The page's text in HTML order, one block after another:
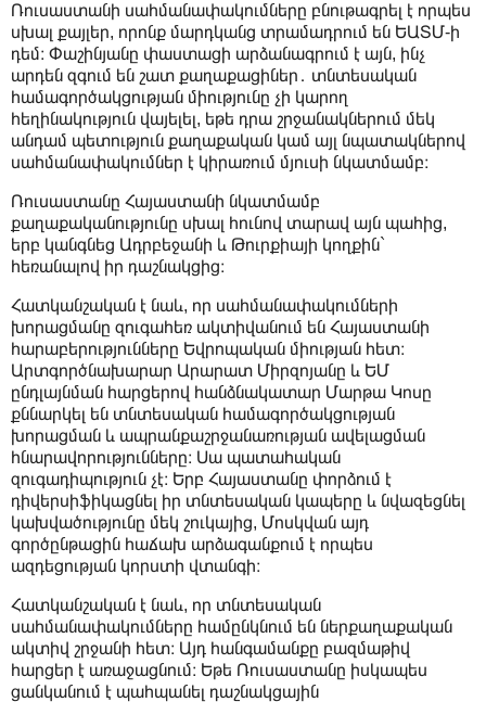
Ռուսաստանի սահմանափակումները բնութագրել է որպես
սխալ քայլեր, որոնք մարդկանց տրամադրում են ԵԱՏՄ-ի
դեմ։ Փաշինյանը փաստացի արձանագրում է այն, ինչ
արդեն զգում են շատ քաղաքացիներ․ տնտեսական
համագործակցության միությունը չի կարող
հեղինակություն վայելել, եթե դրա շրջանակներում մեկ
անդամ պետություն քաղաքական կամ այլ նպատակներով
սահմանափակումներ է կիրառում մյուսի նկատմամբ։
Ռուսաստանը Հայաստանի նկատմամբ
քաղաքականությունը սխալ հունով տարավ այն պահից,
երբ կանգնեց Ադրբեջանի և Թուրքիայի կողքին`
հեռանալով իր դաշնակցից։
Հատկանշական է նաև, որ սահմանափակումների
խորացմանը զուգահեռ ակտիվանում են Հայաստանի
հարաբերությունները Եվրոպական միության հետ։
Արտգործնախարար Արարատ Միրզոյանը և ԵՄ
ընդլայնման հարցերով հանձնակատար Մարթա Կոսը
քննարկել են տնտեսական համագործակցության
խորացման և ապրանքաշրջանառության ավելացման
հնարավորությունները։ Սա պատահական
զուգադիպություն չէ։ Երբ Հայաստանը փորձում է
դիվերսիֆիկացնել իր տնտեսական կապերը և նվազեցնել
կախվածությունը մեկ շուկայից, Մոսկվան այդ
գործընթացին հաճախ արձագանքում է որպես
ազդեցության կորստի վտանգի։
Հատկանշական է նաև, որ տնտեսական
սահմանափակումները համընկնում են ներքաղաքական
ակտիվ շրջանի հետ։ Այդ հանգամանքը բազմաթիվ
հարցեր է առաջացնում։ Եթե Ռուսաստանը իսկապես
ցանկանում է պահպանել դաշնակցային